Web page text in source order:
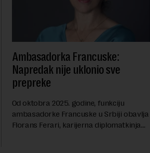
Ambasadorka Francuske:
Napredak nije uklonio sve
prepreke
Od oktobra 2025. godine, funkciju
ambasadorke Francuske u Srbiji obavlja
Florans Ferari, karijerna diplomatkinja